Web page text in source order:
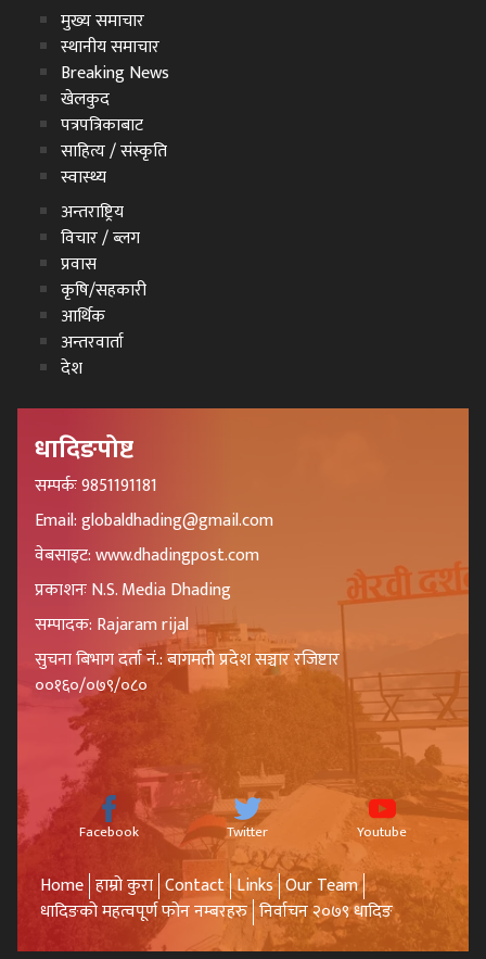
मुख्य समाचार
स्थानीय समाचार
Breaking News
खेलकुद
पत्रपत्रिकाबाट
साहित्य / संस्कृति
स्वास्थ्य
अन्तराष्ट्रिय
विचार / ब्लग
प्रवास
कृषि/सहकारी
आर्थिक
अन्तरवार्ता
देश
धादिङपोष्ट
सम्पर्कः 9851191181
Email: globaldhading@gmail.com
वेबसाइट: www.dhadingpost.com
प्रकाशनः N.S. Media Dhading
सम्पादक: Rajaram rijal
सुचना बिभाग दर्ता नं.: बागमती प्रदेश सञ्चार रजिष्टार
००१६०/०७९/०८०
Facebook Twitter Youtube
Home हाम्रो कुरा Contact Links Our Team
धादिङको महत्वपूर्ण फोन नम्बरहरु निर्वाचन २०७९ धादिङ